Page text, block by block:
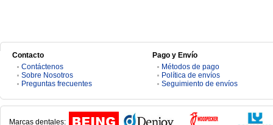
Contacto
Contáctenos
Sobre Nosotros
Preguntas frecuentes
Pago y Envío
Métodos de pago
Política de envíos
Seguimiento de envíos
Marcas dentales: